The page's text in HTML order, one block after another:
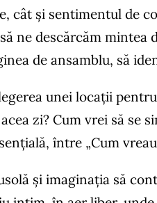
cât și sentimentul de
ne descărcăm
de ansamblu, să
unei locații
zi? Cum vrei să se
între „Cum
și imaginația să